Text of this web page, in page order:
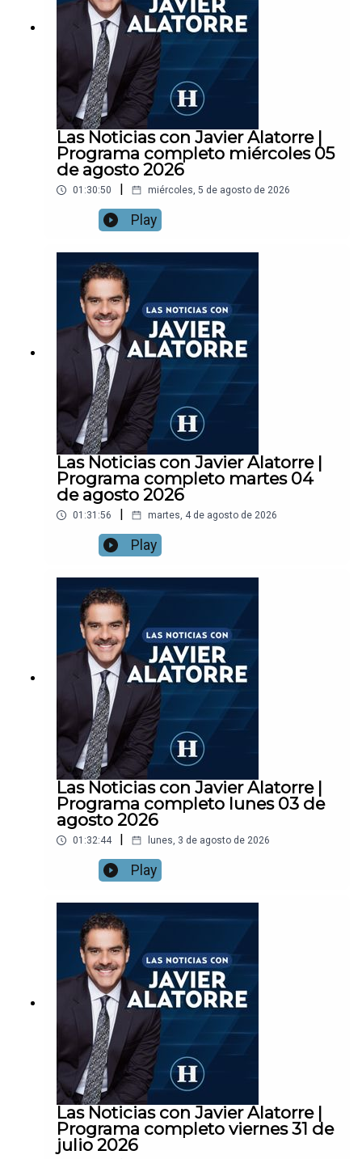
Las Noticias con Javier Alatorre |
Programa completo miércoles 05
de agosto 2026
01:30:50 miércoles, 5 de agosto de 2026
Play
Las Noticias con Javier Alatorre |
Programa completo martes 04
de agosto 2026
01:31:56 martes, 4 de agosto de 2026
Play
Las Noticias con Javier Alatorre |
Programa completo lunes 03 de
agosto 2026
01:32:44 lunes, 3 de agosto de 2026
Play
Las Noticias con Javier Alatorre |
Programa completo viernes 31 de
julio 2026